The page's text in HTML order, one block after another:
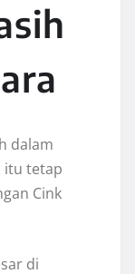
dalam
itu tetap
Cink
di